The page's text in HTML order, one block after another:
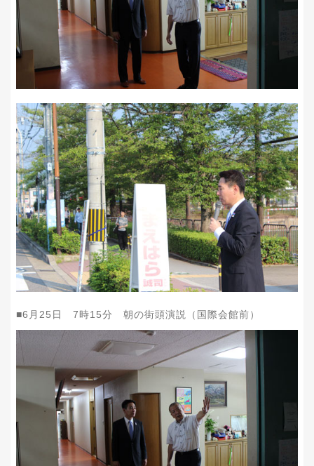
■6 月 25 日 7時15分 朝の街頭演説（国際会館前）